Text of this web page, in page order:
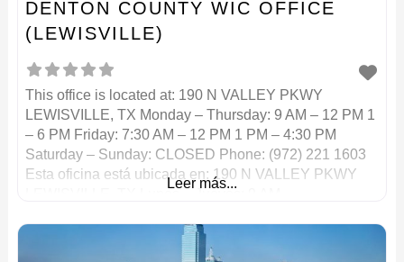
DENTON COUNTY WIC OFFICE
(LEWISVILLE)
This office is located at: 190 N VALLEY PKWY
LEWISVILLE, TX Monday – Thursday: 9 AM – 12 PM 1
– 6 PM Friday: 7:30 AM – 12 PM 1 PM – 4:30 PM
Saturday – Sunday: CLOSED Phone: (972) 221 1603
Esta oficina está ubicada en: 190 N VALLEY PKWY
Leer más...